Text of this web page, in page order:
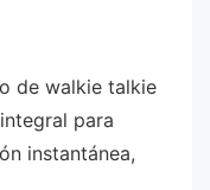
de walkie talkie
para
instantánea,